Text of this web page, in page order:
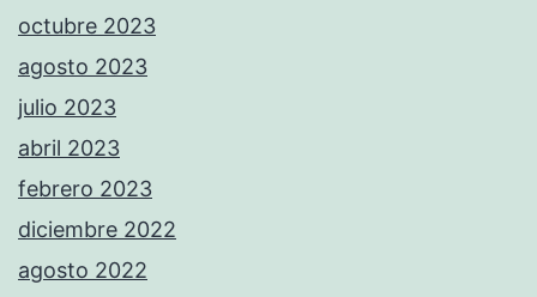
octubre 2023
agosto 2023
julio 2023
abril 2023
febrero 2023
diciembre 2022
agosto 2022